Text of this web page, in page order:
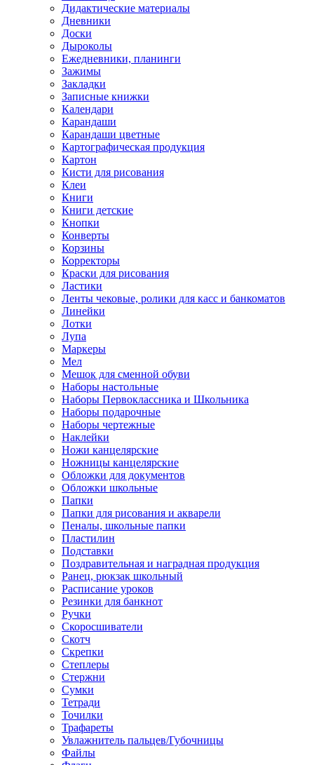
Дидактические материалы
Дневники
Доски
Дыроколы
Ежедневники, планинги
Зажимы
Закладки
Записные книжки
Календари
Карандаши
Карандаши цветные
Картографическая продукция
Картон
Кисти для рисования
Клеи
Книги
Книги детские
Кнопки
Конверты
Корзины
Корректоры
Краски для рисования
Ластики
Ленты чековые, ролики для касс и банкоматов
Линейки
Лотки
Лупа
Маркеры
Мел
Мешок для сменной обуви
Наборы настольные
Наборы Первоклассника и Школьника
Наборы подарочные
Наборы чертежные
Наклейки
Ножи канцелярские
Ножницы канцелярские
Обложки для документов
Обложки школьные
Папки
Папки для рисования и акварели
Пеналы, школьные папки
Пластилин
Подставки
Поздравительная и наградная продукция
Ранец, рюкзак школьный
Расписание уроков
Резинки для банкнот
Ручки
Скоросшиватели
Скотч
Скрепки
Степлеры
Стержни
Сумки
Тетради
Точилки
Трафареты
Увлажнитель пальцев/Губочницы
Файлы